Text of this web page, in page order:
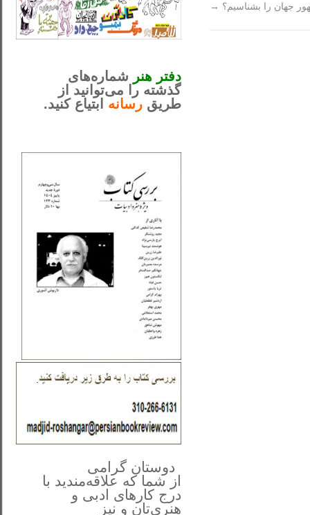
جهان را بشناسیم؟ →
دفتر هنر شماره‌های
گذشته را می‌توانید از
طریق رسانه ابتیاع کنید.
دوستان گرامی
از شما که علاقه‌مندید با
درج کارهای‌ ادبی و
هنری‌تان و نیز